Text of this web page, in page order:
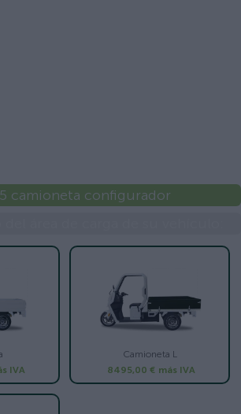
camioneta configurador
IVA
Camioneta L
8495,00 € más IVA